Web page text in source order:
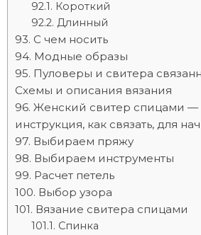
Короткий
Длинный
С чем носить
Модные образы
Пуловеры и свитера
Схемы и описания вязания
Женский свитер спицами —
инструкция, как связать, для
Выбираем пряжу
Выбираем инструменты
Расчет петель
Выбор узора
Вязание свитера спицами
Спинка